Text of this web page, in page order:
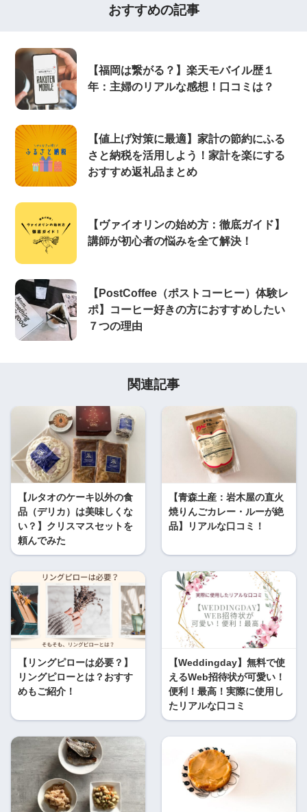
おすすめの記事
【福岡は繋がる？】楽天モバイル歴１
年：主婦のリアルな感想！口コミは？
【値上げ対策に最適】家計の節約にふる
さと納税を活用しよう！家計を楽にする
おすすめ返礼品まとめ
【ヴァイオリンの始め方：徹底ガイド】
講師が初心者の悩みを全て解決！
【PostCoffee（ポストコーヒー）体験レ
ポ】コーヒー好きの方におすすめしたい
７つの理由
関連記事
【ルタオのケーキ以外の食
品（デリカ）は美味しくな
い？】クリスマスセットを
頼んでみた
【青森土産：岩木屋の直火
焼りんごカレー・ルーが絶
品】リアルな口コミ！
【リングピローは必要？】
リングピローとは？おすす
めもご紹介！
【Weddingday】無料で使
えるWeb招待状が可愛い！
便利！最高！実際に使用し
たリアルな口コミ